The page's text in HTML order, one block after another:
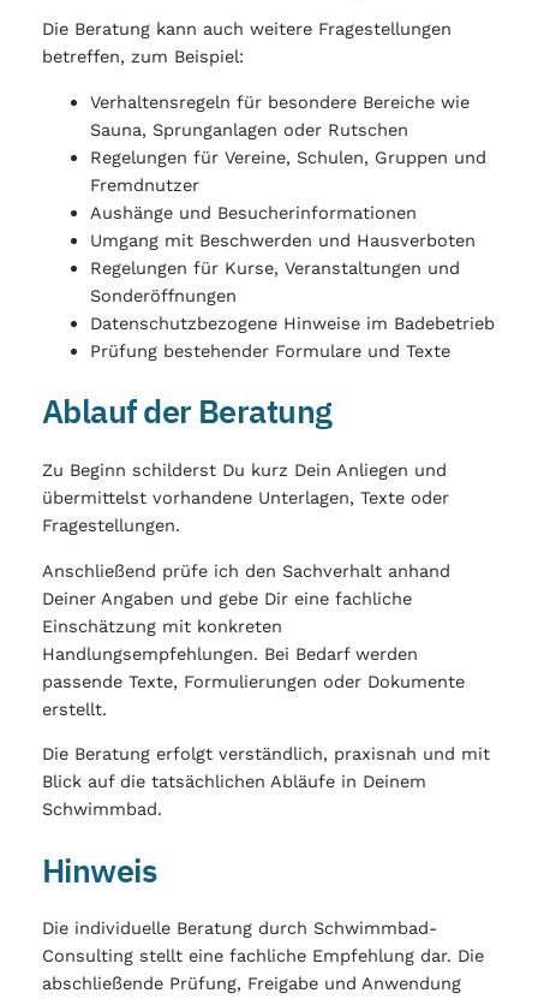
Die Beratung kann auch weitere Fragestellungen
betreffen, zum Beispiel:
Verhaltensregeln für besondere Bereiche wie
Sauna, Sprunganlagen oder Rutschen
Regelungen für Vereine, Schulen, Gruppen und
Fremdnutzer
Aushänge und Besucherinformationen
Umgang mit Beschwerden und Hausverboten
Regelungen für Kurse, Veranstaltungen und
Sonderöffnungen
Datenschutzbezogene Hinweise im Badebetrieb
Prüfung bestehender Formulare und Texte
Ablauf der Beratung
Zu Beginn schilderst Du kurz Dein Anliegen und
übermittelst vorhandene Unterlagen, Texte oder
Fragestellungen.
Anschließend prüfe ich den Sachverhalt anhand
Deiner Angaben und gebe Dir eine fachliche
Einschätzung mit konkreten
Handlungsempfehlungen. Bei Bedarf werden
passende Texte, Formulierungen oder Dokumente
erstellt.
Die Beratung erfolgt verständlich, praxisnah und mit
Blick auf die tatsächlichen Abläufe in Deinem
Schwimmbad.
Hinweis
Die individuelle Beratung durch Schwimmbad-
Consulting stellt eine fachliche Empfehlung dar. Die
abschließende Prüfung, Freigabe und Anwendung